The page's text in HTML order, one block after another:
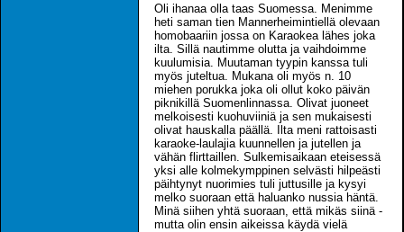
Oli ihanaa olla taas Suomessa. Menimme
heti saman tien Mannerheimintiellä olevaan
homobaariin jossa on Karaokea lähes joka
ilta. Sillä nautimme olutta ja vaihdoimme
kuulumisia. Muutaman tyypin kanssa tuli
myös juteltua. Mukana oli myös n. 10
miehen porukka joka oli ollut koko päivän
piknikillä Suomenlinnassa. Olivat juoneet
melkoisesti kuohuviiniä ja sen mukaisesti
olivat hauskalla päällä. Ilta meni rattoisasti
karaoke-laulajia kuunnellen ja jutellen ja
vähän flirttaillen. Sulkemisaikaan eteisessä
yksi alle kolmekymppinen selvästi hilpeästi
päihtynyt nuorimies tuli juttusille ja kysyi
melko suoraan että haluanko nussia häntä.
Minä siihen yhtä suoraan, että mikäs siinä -
mutta olin ensin aikeissa käydä vielä